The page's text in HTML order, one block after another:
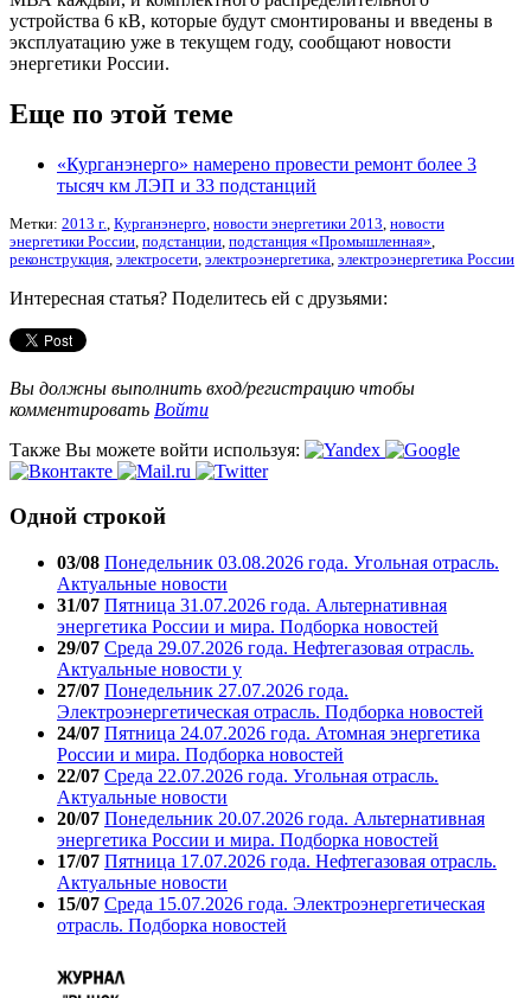
устройства 6 кВ, которые будут смонтированы и введены в
эксплуатацию уже в текущем году, сообщают новости
энергетики России.
Еще по этой теме
«Курганэнерго» намерено провести ремонт более 3
тысяч км ЛЭП и 33 подстанций
Метки: 2013 г. Курганэнерго новости энергетики 2013 новости
энергетики России подстанции подстанция «Промышленная»
реконструкция электросети электроэнергетика электроэнергетика России
Интересная статья? Поделитесь ей с друзьями:
Вы должны выполнить вход/регистрацию чтобы
комментировать Войти
Также Вы можете войти используя:
Одной строкой
03/08 Понедельник 03.08.2026 года. Угольная отрасль.
Актуальные новости
31/07 Пятница 31.07.2026 года. Альтернативная
энергетика России и мира. Подборка новостей
29/07 Среда 29.07.2026 года. Нефтегазовая отрасль.
Актуальные новости у
27/07 Понедельник 27.07.2026 года.
Электроэнергетическая отрасль. Подборка новостей
24/07 Пятница 24.07.2026 года. Атомная энергетика
России и мира. Подборка новостей
22/07 Среда 22.07.2026 года. Угольная отрасль.
Актуальные новости
20/07 Понедельник 20.07.2026 года. Альтернативная
энергетика России и мира. Подборка новостей
17/07 Пятница 17.07.2026 года. Нефтегазовая отрасль.
Актуальные новости
15/07 Среда 15.07.2026 года. Электроэнергетическая
отрасль. Подборка новостей